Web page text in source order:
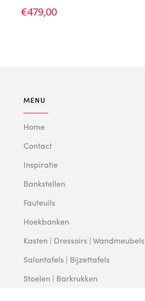
€479,00
MENU
Home
Contact
Inspiratie
Bankstellen
Fauteuils
Hoekbanken
Kasten | Dressoirs | Wandmeubels
Salontafels | Bijzettafels
Stoelen | Barkrukken